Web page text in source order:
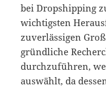
bei Dropshipping
wichtigsten
zuverlässigen
gründliche
durchzuführen,
auswählt, da